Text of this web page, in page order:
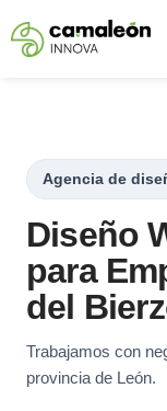
Saltar
Agencia de
Diseño
para
del
Trabajamos con
provincia de León.